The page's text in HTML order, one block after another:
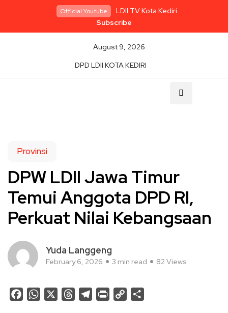
Official Youtube
LDII TV Kota Kediri
Subscribe
August 9, 2026
DPD LDII KOTA KEDIRI
Provinsi
DPW LDII Jawa Timur
Temui Anggota DPD RI,
Perkuat Nilai Kebangsaan
Yuda Langgeng
February 6, 2026 3 min read 82 Views
FacebookWhatsApp ThreadsTelegram
Print
Copy